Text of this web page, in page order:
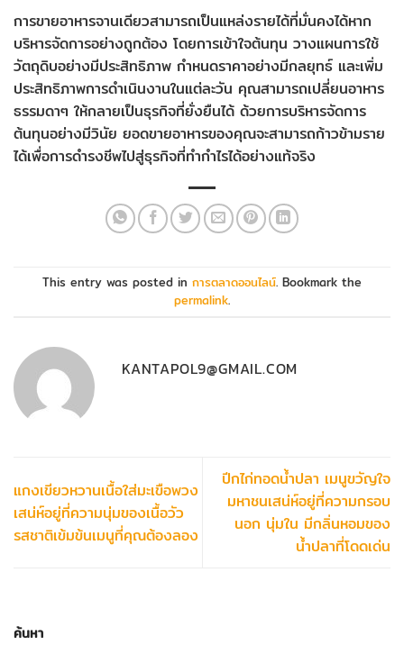
การขายอาหารจานเดียวสามารถเป็นแหล่งรายได้ที่มั่นคงได้หาก
บริหารจัดการอย่างถูกต้อง โดยการเข้าใจต้นทุน วางแผนการใช้
วัตถุดิบอย่างมีประสิทธิภาพ กำหนดราคาอย่างมีกลยุทธ์ และเพิ่ม
ประสิทธิภาพการดำเนินงานในแต่ละวัน คุณสามารถเปลี่ยนอาหาร
ธรรมดาๆ ให้กลายเป็นธุรกิจที่ยั่งยืนได้ ด้วยการบริหารจัดการ
ต้นทุนอย่างมีวินัย ยอดขายอาหารของคุณจะสามารถก้าวข้ามราย
ได้เพื่อการดำรงชีพไปสู่ธุรกิจที่ทำกำไรได้อย่างแท้จริง
This entry was posted in การตลาดออนไลน์. Bookmark the
permalink.
KANTAPOL9@GMAIL.COM
แกงเขียวหวานเนื้อใส่มะเขือพวง
เสน่ห์อยู่ที่ความนุ่มของเนื้อวัว
รสชาติเข้มข้นเมนูที่คุณต้องลอง
ปีกไก่ทอดน้ำปลา เมนูขวัญใจ
มหาชนเสน่ห์อยู่ที่ความกรอบ
นอก นุ่มใน มีกลิ่นหอมของ
น้ำปลาที่โดดเด่น
ค้นหา